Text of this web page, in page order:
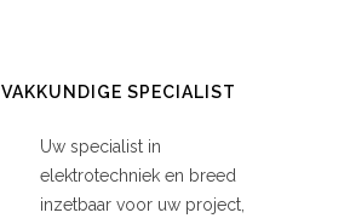
VAKKUNDIGE SPECIALIST
Uw specialist in
elektrotechniek en breed
inzetbaar voor uw project,